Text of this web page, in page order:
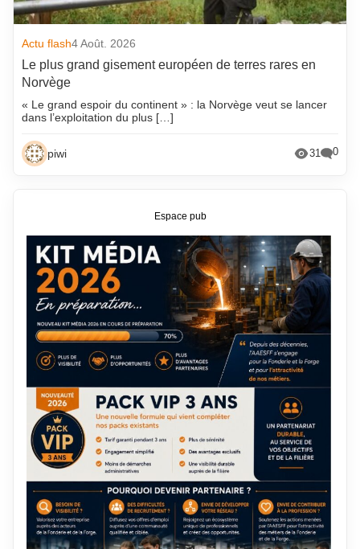
Actu flash4 Août. 2026
Le plus grand gisement européen de terres rares en
Norvège
« Le grand espoir du continent » : la Norvège veut se lancer
dans l’exploitation du plus […]
piwi 31 0
Espace pub